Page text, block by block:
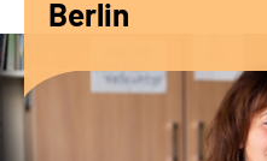
Karriere
Berlin